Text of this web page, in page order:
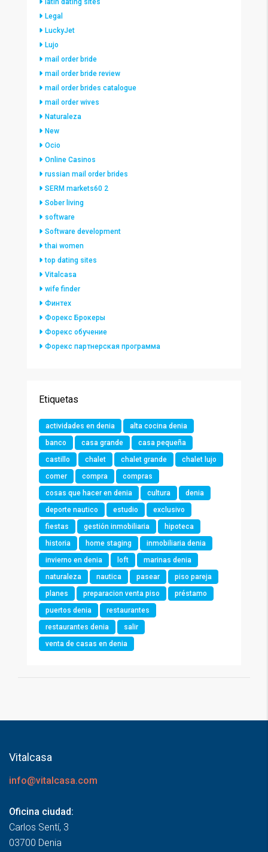
latin dating sites
Legal
LuckyJet
Lujo
mail order bride
mail order bride review
mail order brides catalogue
mail order wives
Naturaleza
New
Ocio
Online Casinos
russian mail order brides
SERM markets60 2
Sober living
software
Software development
thai women
top dating sites
Vitalcasa
wife finder
Финтех
Форекс Брокеры
Форекс обучение
Форекс партнерская программа
Etiquetas
actividades en denia
alta cocina denia
banco
casa grande
casa pequeña
castillo
chalet chalet grande
chalet lujo
comer
compra
compras
cosas que hacer en denia
cultura
denia
deporte nautico
estudio
exclusivo
fiestas
gestión inmobiliaria
hipoteca
historia
home staging
inmobiliaria denia
invierno en denia
loft
marinas denia
naturaleza
nautica pasear
piso pareja
planes
preparacion venta piso
préstamo
puertos denia
restaurantes
restaurantes denia
salir
venta de casas en denia
Vitalcasa
info@vitalcasa.com
Oficina ciudad:
Carlos Sentí, 3
03700 Denia